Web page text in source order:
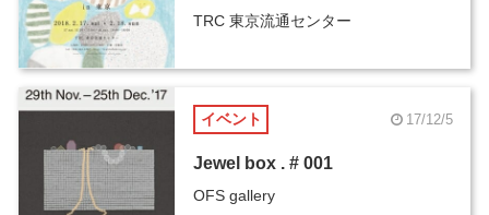
TRC 東京流通センター
イベント 17/12/5
Jewel box . # 001
OFS gallery